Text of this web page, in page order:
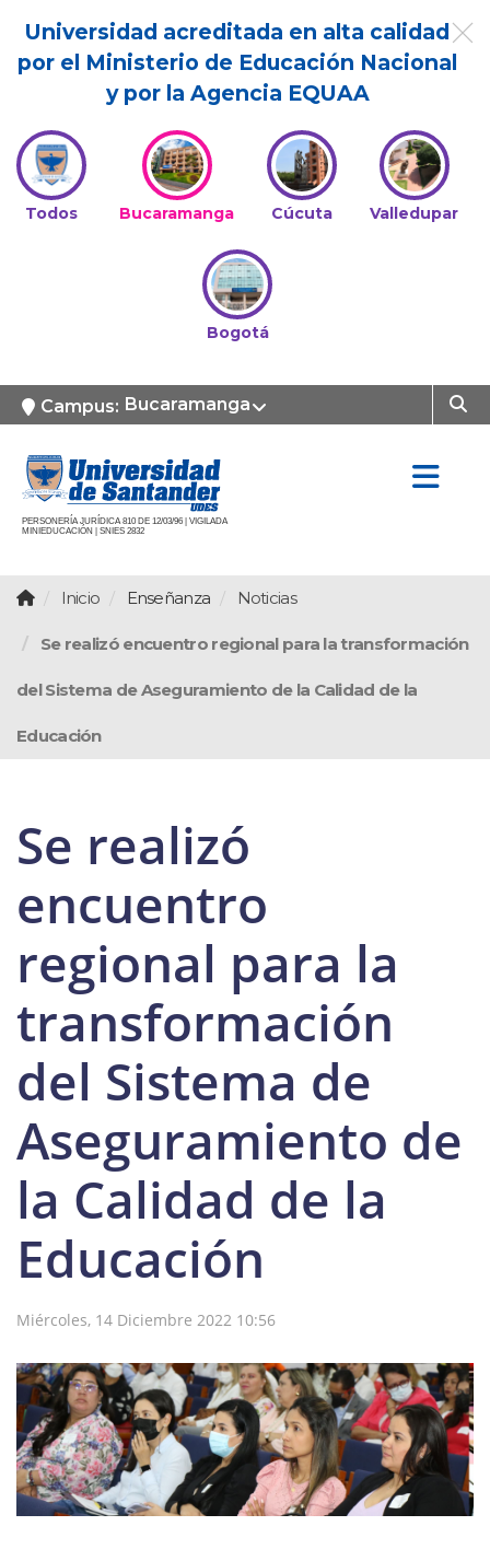
Universidad acreditada en alta calidad
por el Ministerio de Educación Nacional
y por la Agencia EQUAA
Todos Bucaramanga Cúcuta Valledupar
Bogotá
Campus: Bucaramanga
PERSONERÍA JURÍDICA 810 DE 12/03/96 | VIGILADA
MINIEDUCACIÓN | SNIES 2832
Inicio Enseñanza Noticias
Se realizó encuentro regional para la transformación
del Sistema de Aseguramiento de la Calidad de la
Educación
Se realizó
encuentro
regional para la
transformación
del Sistema de
Aseguramiento de
la Calidad de la
Educación
Miércoles, 14 Diciembre 2022 10:56